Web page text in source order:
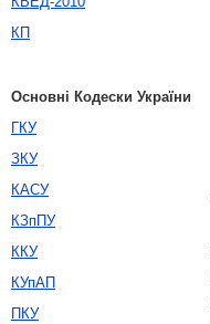
КП
Основні Кодески України
ГКУ
ЗКУ
КАСУ
КЗпПУ
ККУ
КУпАП
ПКУ